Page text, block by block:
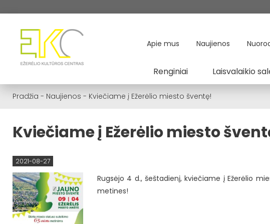
Apie mus Naujienos
Renginiai Laisvalaikio
Pradžia - Naujienos - Kviečiame į Ežerėlio miesto šventę!
Kviečiame į Ežerėlio miesto
2021-08-27
Rugsėjo 4 d., šeštadienį, kviečiame į Ežerėlio
metines!